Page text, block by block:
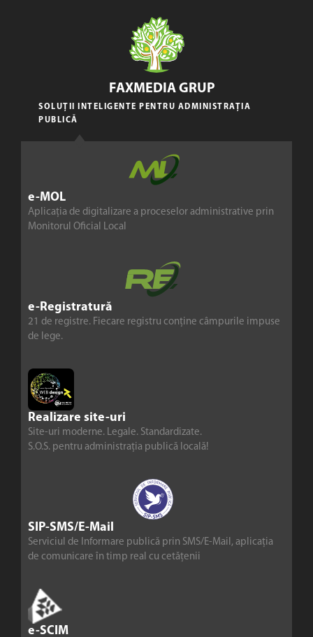
e-MOL
Aplicația de digitalizare a proceselor administrative prin
Monitorul Oficial Local
e-Registratură
21 de registre. Fiecare registru conține câmpurile impuse
de lege.
Realizare site-uri
Site-uri moderne. Legale. Standardizate.
S.O.S. pentru administrația publică locală!
SIP-SMS/E-Mail
Serviciul de Informare publică prin SMS/E-Mail, aplicația
de comunicare în timp real cu cetățenii
e-SCIM
FAXMEDIA GRUP
SOLUȚII INTELIGENTE PENTRU ADMINISTRAȚIA
PUBLICĂ